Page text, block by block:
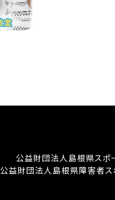
公益財団法人島根県スポ
公益財団法人島根県障害者